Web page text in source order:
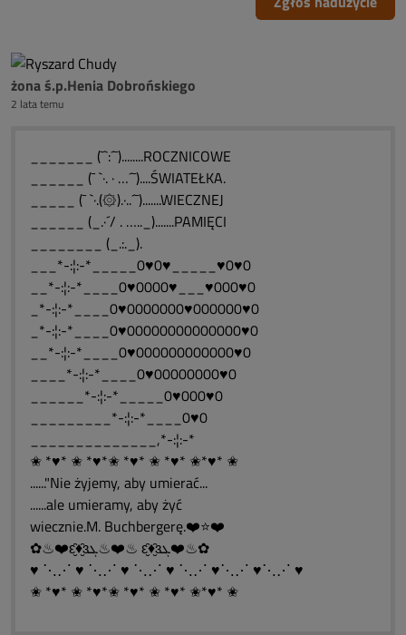
żona ś.p.Henia Dobrońskiego
2 lata temu
_______ (¯`:´¯)........ROCZNICOWE
______ (¯ `·. · …´¯)....ŚWIATEŁKA.
_____ (¯ `·.(۞).·..´¯).......WIECZNEJ
______ (_.·´/ . ….._).......PAMIĘCI
________ (_.:._).
___*-:¦:-*_____0♥0♥_____♥0♥0
__*-:¦:-*____0♥0000♥___♥000♥0
_*-:¦:-*____0♥0000000♥000000♥0
_*-:¦:-*____0♥00000000000000♥0
__*-:¦:-*____0♥000000000000♥0
____*-:¦:-*____0♥00000000♥0
______*-:¦:-*_____0♥000♥0
_________*-:¦:-*____0♥0
______________,*-:¦:-*
✬ *♥* ✬ *♥*✬ *♥* ✬ *♥* ✬*♥* ✬
......"Nie żyjemy, aby umierać...
......ale umieramy, aby żyć
wiecznie.M. Buchbergerę.❤️⭐❤️
✿♨❤️ԑ̮̑♦̮̑ɜܓ♨❤️♨ ԑ̮̑♦̮̑ɜܓ❤️♨✿
♥ ⋱⋰ ♥ ⋱⋰ ♥ ⋱⋰ ♥ ⋱⋰ ♥⋱⋰ ♥⋱⋰ ♥
✬ *♥* ✬ *♥*✬ *♥* ✬ *♥* ✬*♥* ✬